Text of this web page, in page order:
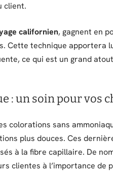
client.
californien, gagnent en
Cette technique apportera
ce qui est un grand
: un soin pour vos
colorations sans
plus douces. Ces
à la fibre capillaire. De
clientes à l’importance de